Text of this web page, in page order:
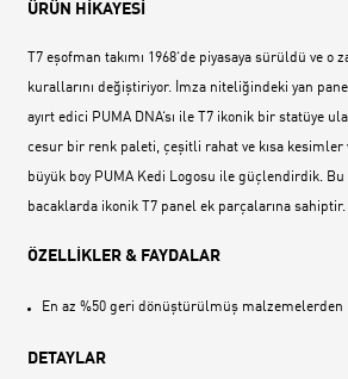
ÜRÜN HİKAYESİ
T7 eşofman takımı 1968‘de piyasaya sürüldü ve o
kurallarını değiştiriyor. İmza niteliğindeki yan
ayırt edici PUMA DNA‘sı ile T7 ikonik bir statüye
cesur bir renk paleti, çeşitli rahat ve kısa kesimler
büyük boy PUMA Kedi Logosu ile güçlendirdik.
bacaklarda ikonik T7 panel ek parçalarına sahiptir.
ÖZELLİKLER & FAYDALAR
En az %50 geri dönüştürülmüş
DETAYLAR